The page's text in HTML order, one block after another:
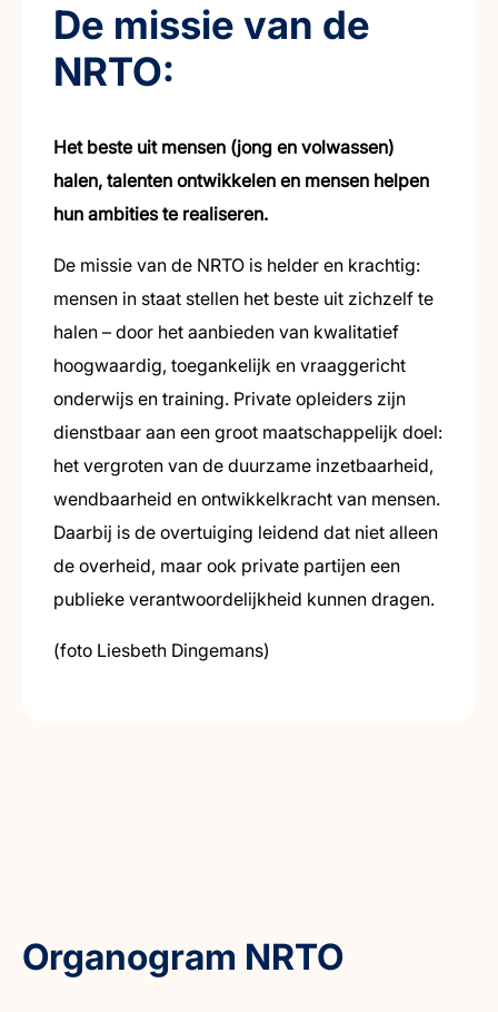
De missie van de
NRTO:
Het beste uit mensen (jong en volwassen)
halen, talenten ontwikkelen en mensen helpen
hun ambities te realiseren.
De missie van de NRTO is helder en krachtig:
mensen in staat stellen het beste uit zichzelf te
halen – door het aanbieden van kwalitatief
hoogwaardig, toegankelijk en vraaggericht
onderwijs en training. Private opleiders zijn
dienstbaar aan een groot maatschappelijk doel:
het vergroten van de duurzame inzetbaarheid,
wendbaarheid en ontwikkelkracht van mensen.
Daarbij is de overtuiging leidend dat niet alleen
de overheid, maar ook private partijen een
publieke verantwoordelijkheid kunnen dragen.
(foto Liesbeth Dingemans)
Organogram NRTO